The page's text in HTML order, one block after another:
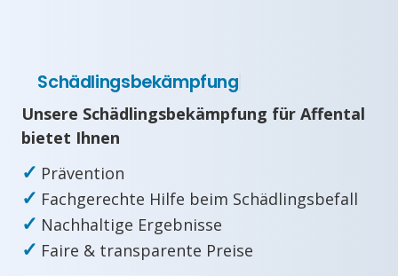
Schädlingsbekämpfung
Unsere Schädlingsbekämpfung für Affental
bietet Ihnen
✓ Prävention
✓ Fachgerechte Hilfe beim Schädlingsbefall
✓ Nachhaltige Ergebnisse
✓ Faire & transparente Preise